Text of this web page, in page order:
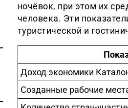
ночёвок, при этом их
человека. Эти
туристической и
Доход экономики
Созданные рабочие